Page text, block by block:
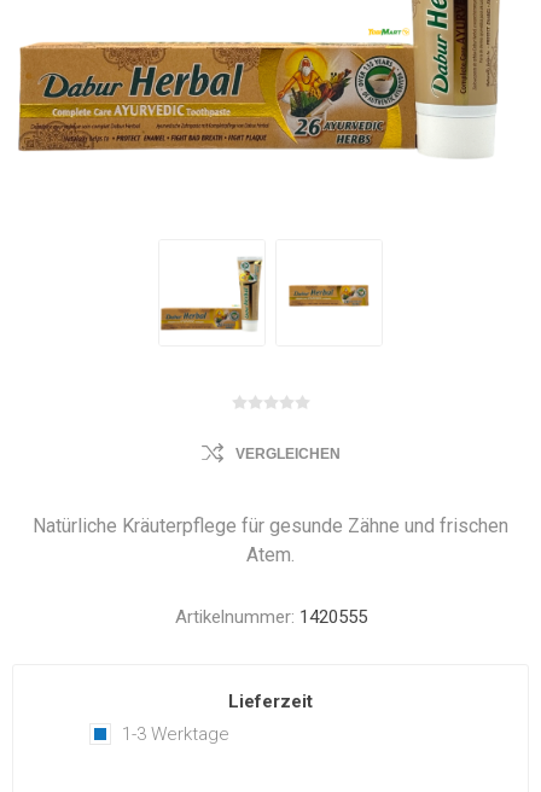
VERGLEICHEN
Natürliche Kräuterpflege für gesunde Zähne und frischen
Atem.
Artikelnummer: 1420555
Lieferzeit
1-3 Werktage